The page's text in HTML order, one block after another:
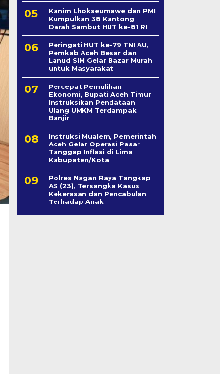
Kanim Lhokseumawe dan PMI
Kumpulkan 38 Kantong
Darah Sambut HUT ke-81 RI
Peringati HUT ke-79 TNI AU,
Pemkab Aceh Besar dan
Lanud SIM Gelar Bazar Murah
untuk Masyarakat
Percepat Pemulihan
Ekonomi, Bupati Aceh Timur
Instruksikan Pendataan
Ulang UMKM Terdampak
Banjir
Instruksi Mualem, Pemerintah
Aceh Gelar Operasi Pasar
Tanggap Inflasi di Lima
Kabupaten/Kota
Polres Nagan Raya Tangkap
AS (23), Tersangka Kasus
Kekerasan dan Pencabulan
Terhadap Anak